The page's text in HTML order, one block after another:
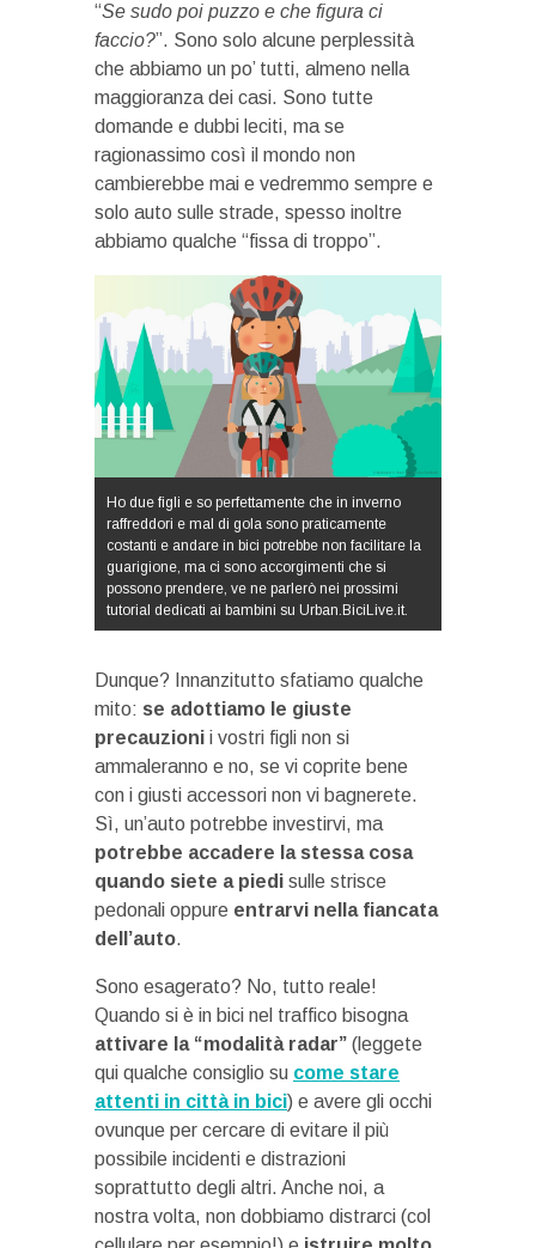
“Se sudo poi puzzo e che figura ci
faccio?”. Sono solo alcune perplessità
che abbiamo un po’ tutti, almeno nella
maggioranza dei casi. Sono tutte
domande e dubbi leciti, ma se
ragionassimo così il mondo non
cambierebbe mai e vedremmo sempre e
solo auto sulle strade, spesso inoltre
abbiamo qualche “fissa di troppo”.
Ho due figli e so perfettamente che in inverno
raffreddori e mal di gola sono praticamente
costanti e andare in bici potrebbe non facilitare la
guarigione, ma ci sono accorgimenti che si
possono prendere, ve ne parlerò nei prossimi
tutorial dedicati ai bambini su Urban.BiciLive.it.
Dunque? Innanzitutto sfatiamo qualche
mito: se adottiamo le giuste
precauzioni i vostri figli non si
ammaleranno e no, se vi coprite bene
con i giusti accessori non vi bagnerete.
Sì, un’auto potrebbe investirvi, ma
potrebbe accadere la stessa cosa
quando siete a piedi sulle strisce
pedonali oppure entrarvi nella fiancata
dell’auto.
Sono esagerato? No, tutto reale!
Quando si è in bici nel traffico bisogna
attivare la “modalità radar” (leggete
qui qualche consiglio su come stare
attenti in città in bici) e avere gli occhi
ovunque per cercare di evitare il più
possibile incidenti e distrazioni
soprattutto degli altri. Anche noi, a
nostra volta, non dobbiamo distrarci (col